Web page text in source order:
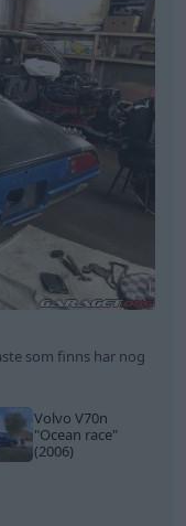
som finns har nog
Volvo V70n
"Ocean race"
(2006)